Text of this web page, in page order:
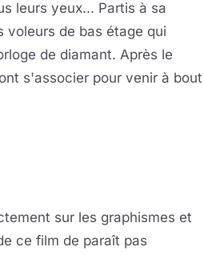
leurs yeux... Partis à sa
voleurs de bas étage qui
de diamant. Après le
s'associer pour venir à bout
sur les graphismes et
ce film de paraît pas